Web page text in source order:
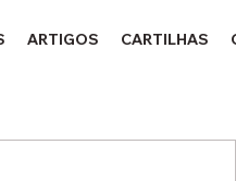
ARTIGOS CARTILHAS